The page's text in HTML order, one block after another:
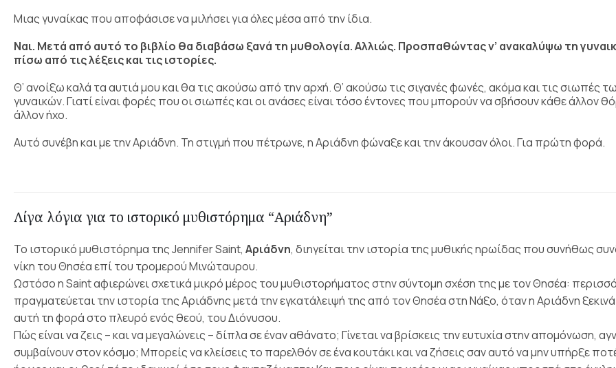
Μιας γυναίκας που αποφάσισε να μιλήσει για όλες μέσα από την ίδια.
Ναι. Μετά από αυτό το βιβλίο θα διαβάσω ξανά τη μυθολογία. Αλλιώς. Προσπαθώντας ν’ ανακαλύψω τη
πίσω από τις λέξεις και τις ιστορίες.
Θ’ ανοίξω καλά τα αυτιά μου και θα τις ακούσω από την αρχή. Θ’ ακούσω τις σιγανές φωνές, ακόμα και τις σιωπές
γυναικών. Γιατί είναι φορές που οι σιωπές και οι ανάσες είναι τόσο έντονες που μπορούν να σβήσουν κάθε άλλον
άλλον ήχο.
Αυτό συνέβη και με την Αριάδνη. Τη στιγμή που πέτρωνε, η Αριάδνη φώναξε και την άκουσαν όλοι. Για πρώτη φορά.
Λίγα λόγια για το ιστορικό μυθιστόρημα “Αριάδνη”
Το ιστορικό μυθιστόρημα της Jennifer Saint, Αριάδνη, διηγείται την ιστορία της μυθικής ηρωίδας που συνήθως
νίκη του Θησέα επί του τρομερού Μινώταυρου.
Ωστόσο η Saint αφιερώνει σχετικά μικρό μέρος του μυθιστορήματος στην σύντομη σχέση της με τον Θησέα:
πραγματεύεται την ιστορία της Αριάδνης μετά την εγκατάλειψή της από τον Θησέα στη Νάξο, όταν η Αριάδνη
αυτή τη φορά στο πλευρό ενός θεού, του Διόνυσου.
Πώς είναι να ζεις – και να μεγαλώνεις – δίπλα σε έναν αθάνατο; Γίνεται να βρίσκεις την ευτυχία στην απομόνωση,
συμβαίνουν στον κόσμο; Μπορείς να κλείσεις το παρελθόν σε ένα κουτάκι και να ζήσεις σαν αυτό να μην υπήρξε